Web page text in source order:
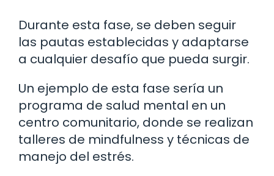
Durante esta fase, se deben seguir
las pautas establecidas y adaptarse
a cualquier desafío que pueda surgir.
Un ejemplo de esta fase sería un
programa de salud mental en un
centro comunitario, donde se realizan
talleres de mindfulness y técnicas de
manejo del estrés.